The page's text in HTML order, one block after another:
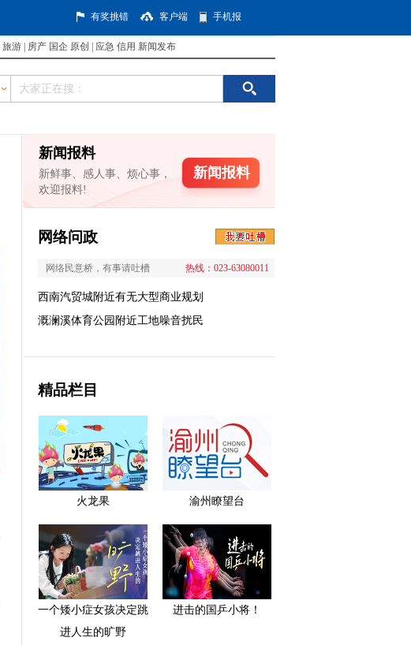
有奖挑错 客户端 手机报
旅游 房产 国企 原创 应急 信用 新闻发布
新闻报料
新鲜事、感人事、烦心事，
欢迎报料!
新闻报料
网络问政
网络民意桥，有事请吐槽 热线：023-63080011
西南汽贸城附近有无大型商业规划
溉澜溪体育公园附近工地噪音扰民
精品栏目
火龙果 渝州瞭望台
一个矮小症女孩决定跳
进人生的旷野
进击的国乒小将！